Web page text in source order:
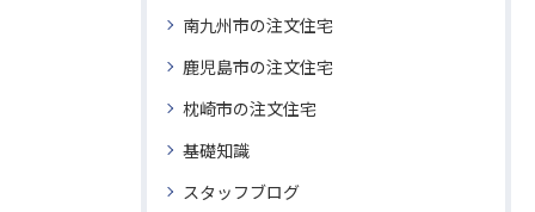
南九州市の注文住宅
鹿児島市の注文住宅
枕崎市の注文住宅
基礎知識
スタッフブログ